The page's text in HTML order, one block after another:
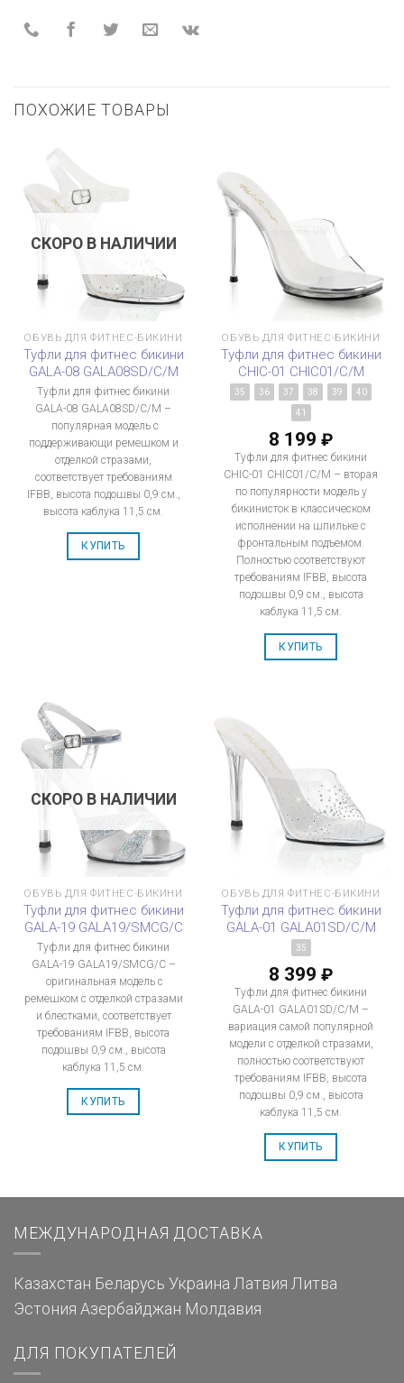
ПОХОЖИЕ ТОВАРЫ
СКОРО В НАЛИЧИИ
ОБУВЬ ДЛЯ ФИТНЕС-БИКИНИ
Туфли для фитнес бикини
GALA-08 GALA08SD/C/M
Туфли для фитнес бикини
GALA-08 GALA08SD/C/M –
популярная модель с
поддерживающи ремешком и
отделкой стразами,
соответствует требованиям
IFBB, высота подошвы 0,9 см.,
высота каблука 11,5 см.
КУПИТЬ
ОБУВЬ ДЛЯ ФИТНЕС-БИКИНИ
Туфли для фитнес бикини
CHIC-01 CHIC01/C/M
35 36 37 38 39 40
41
8 199 ₽
Туфли для фитнес бикини
CHIC-01 CHIC01/C/M – вторая
по популярности модель у
бикинисток в классическом
исполнении на шпильке с
фронтальным подъемом.
Полностью соответствуют
требованиям IFBB, высота
подошвы 0,9 см., высота
каблука 11,5 см.
КУПИТЬ
СКОРО В НАЛИЧИИ
ОБУВЬ ДЛЯ ФИТНЕС-БИКИНИ
Туфли для фитнес бикини
GALA-19 GALA19/SMCG/C
Туфли для фитнес бикини
GALA-19 GALA19/SMCG/C –
оригинальная модель с
ремешком с отделкой стразами
и блестками, соответствует
требованиям IFBB, высота
подошвы 0,9 см., высота
каблука 11,5 см.
КУПИТЬ
ОБУВЬ ДЛЯ ФИТНЕС-БИКИНИ
Туфли для фитнес бикини
GALA-01 GALA01SD/C/M
35
8 399 ₽
Туфли для фитнес бикини
GALA-01 GALA01SD/C/M –
вариация самой популярной
модели с отделкой стразами,
полностью соответствуют
требованиям IFBB, высота
подошвы 0,9 см., высота
каблука 11,5 см.
КУПИТЬ
МЕЖДУНАРОДНАЯ ДОСТАВКА
Казахстан Беларусь Украина Латвия Литва
Эстония Азербайджан Молдавия
ДЛЯ ПОКУПАТЕЛЕЙ